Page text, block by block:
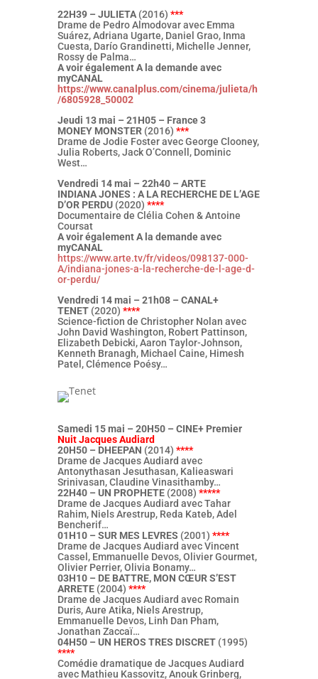
22H39 – JULIETA (2016) ***
Drame de Pedro Almodovar avec Emma
Suárez, Adriana Ugarte, Daniel Grao, Inma
Cuesta, Darío Grandinetti, Michelle Jenner,
Rossy de Palma…
A voir également A la demande avec
myCANAL
https://www.canalplus.com/cinema/julieta/h
/6805928_50002
Jeudi 13 mai – 21H05 – France 3
MONEY MONSTER (2016) ***
Drame de Jodie Foster avec George Clooney,
Julia Roberts, Jack O’Connell, Dominic
West…
Vendredi 14 mai – 22h40 – ARTE
INDIANA JONES : A LA RECHERCHE DE L’AGE
D’OR PERDU(2020) ****
Documentaire de Clélia Cohen & Antoine
Coursat
A voir également A la demande avec
myCANAL
https://www.arte.tv/fr/videos/098137-000-
A/indiana-jones-a-la-recherche-de-l-age-d-
or-perdu/
Vendredi 14 mai – 21h08 – CANAL+
TENET(2020) ****
Science-fiction de Christopher Nolan avec
John David Washington, Robert Pattinson,
Elizabeth Debicki, Aaron Taylor-Johnson,
Kenneth Branagh, Michael Caine, Himesh
Patel, Clémence Poésy…
Samedi 15 mai – 20H50 – CINE+ Premier
Nuit Jacques Audiard
20H50 – DHEEPAN (2014) ****
Drame de Jacques Audiard avec
Antonythasan Jesuthasan, Kalieaswari
Srinivasan, Claudine Vinasithamby…
22H40 – UN PROPHETE(2008) *****
Drame de Jacques Audiard avec Tahar
Rahim, Niels Arestrup, Reda Kateb, Adel
Bencherif…
01H10 – SUR MES LEVRES (2001) ****
Drame de Jacques Audiard avec Vincent
Cassel, Emmanuelle Devos, Olivier Gourmet,
Olivier Perrier, Olivia Bonamy…
03H10 – DE BATTRE, MON CŒUR S’EST
ARRETE(2004) ****
Drame de Jacques Audiard avec Romain
Duris, Aure Atika, Niels Arestrup,
Emmanuelle Devos, Linh Dan Pham,
Jonathan Zaccaï…
04H50 – UN HEROS TRES DISCRET(1995)
****
Comédie dramatique de Jacques Audiard
avec Mathieu Kassovitz, Anouk Grinberg,